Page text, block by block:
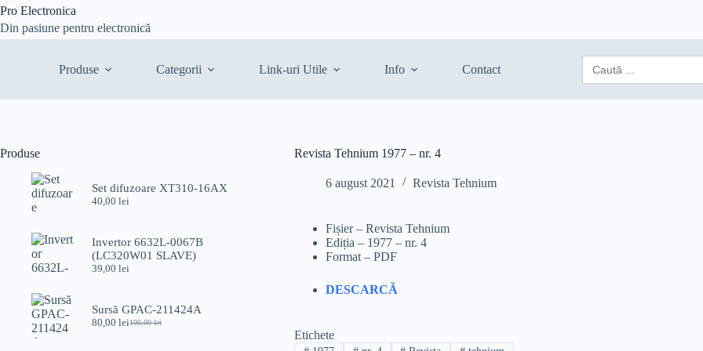
Sari
conținut
Pro Electronica
Din pasiune pentru electronică
Produse Categorii Link-uri Utile Info Contact
Search
for:
Revista Tehnium 1977 – nr. 4
6 august 2021 Revista Tehnium
Fișier – Revista Tehnium
Ediția – 1977 – nr. 4
Format – PDF
DESCARCĂ
Etichete
Produse
Set difuzoare XT310-16AX
40,00lei
Invertor 6632L-0067B
(LC320W01 SLAVE)
39,00lei
Sursă GPAC-211424A
100,00lei
Prețul
80,00leiPrețul